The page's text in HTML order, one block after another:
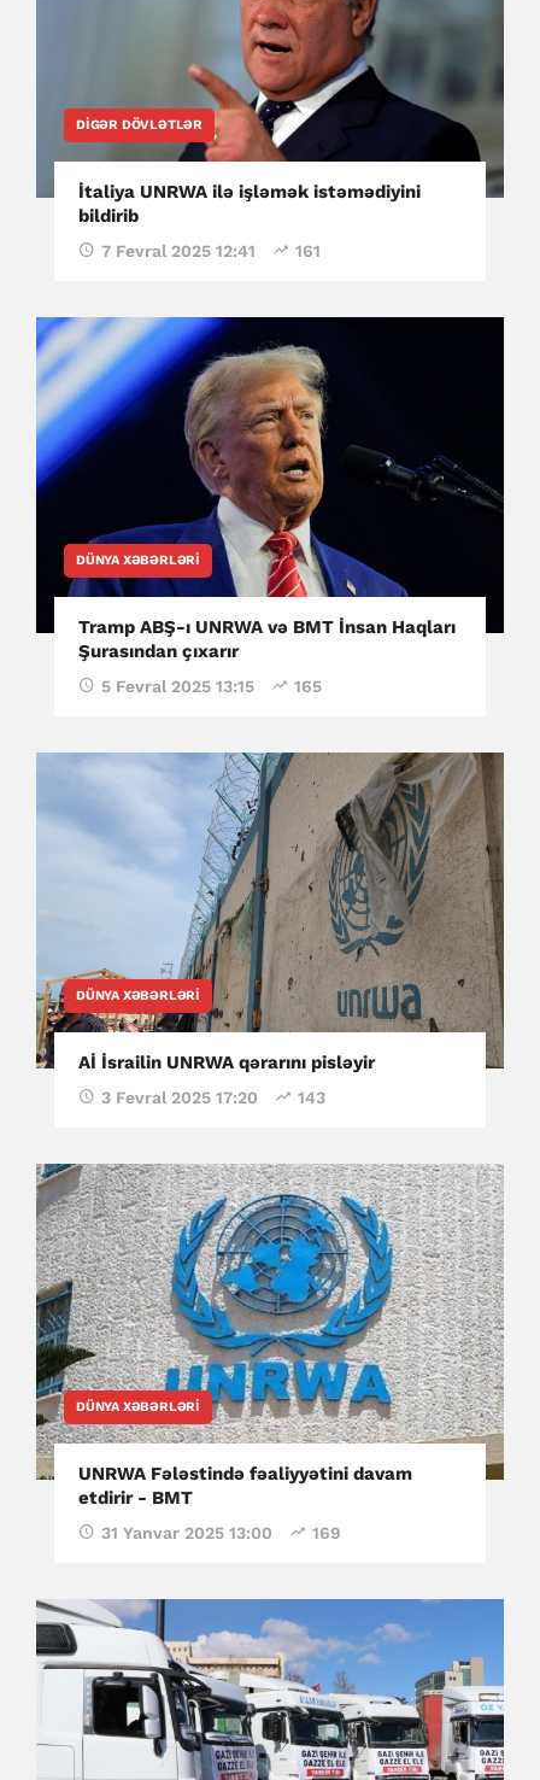
DIGƏR DÖVLƏTLƏR
İtaliya UNRWA ilə işləmək istəmədiyini
bildirib
7 Fevral 2025 12:41 161
DÜNYA XƏBƏRLƏRI
Tramp ABŞ-ı UNRWA və BMT İnsan Haqları
Şurasından çıxarır
5 Fevral 2025 13:15 165
DÜNYA XƏBƏRLƏRI
Aİ İsrailin UNRWA qərarını pisləyir
3 Fevral 2025 17:20 143
DÜNYA XƏBƏRLƏRI
UNRWA Fələstində fəaliyyətini davam
etdirir - BMT
31 Yanvar 2025 13:00 169